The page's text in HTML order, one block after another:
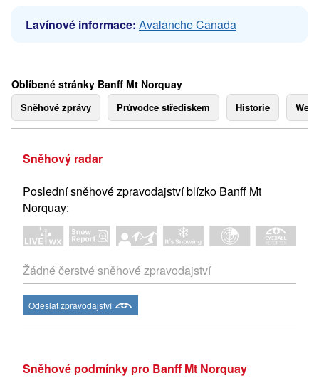
Lavínové informace: Avalanche Canada
Oblíbené stránky Banff Mt Norquay
Sněhové zprávy Průvodce střediskem Historie
Sněhový radar
Poslední sněhové zpravodajství blízko Banff Mt
Norquay:
Žádné čerstvé sněhové zpravodajství
Odeslat zpravodajství
Sněhové podmínky pro Banff Mt Norquay